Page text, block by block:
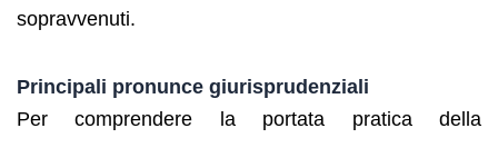
sopravvenuti.
Principali pronunce giurisprudenziali
Per comprendere la portata pratica della